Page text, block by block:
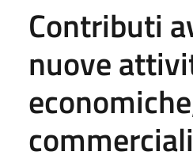
Contributi
nuove